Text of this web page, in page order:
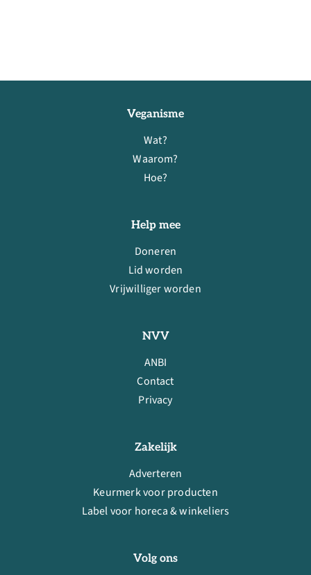
Veganisme
Wat?
Waarom?
Hoe?
Help mee
Doneren
Lid worden
Vrijwilliger worden
NVV
ANBI
Contact
Privacy
Zakelijk
Adverteren
Keurmerk voor producten
Label voor horeca & winkeliers
Volg ons